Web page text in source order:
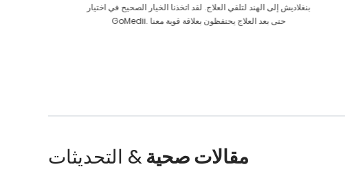
بنغلاديش إلى الهند لتلقي العلاج. لقد اتخذنا الخيار الصحيح في اختيار
GoMedii. حتى بعد العلاج يحتفظون بعلاقة قوية معنا
مقالات صحية& التحديثات